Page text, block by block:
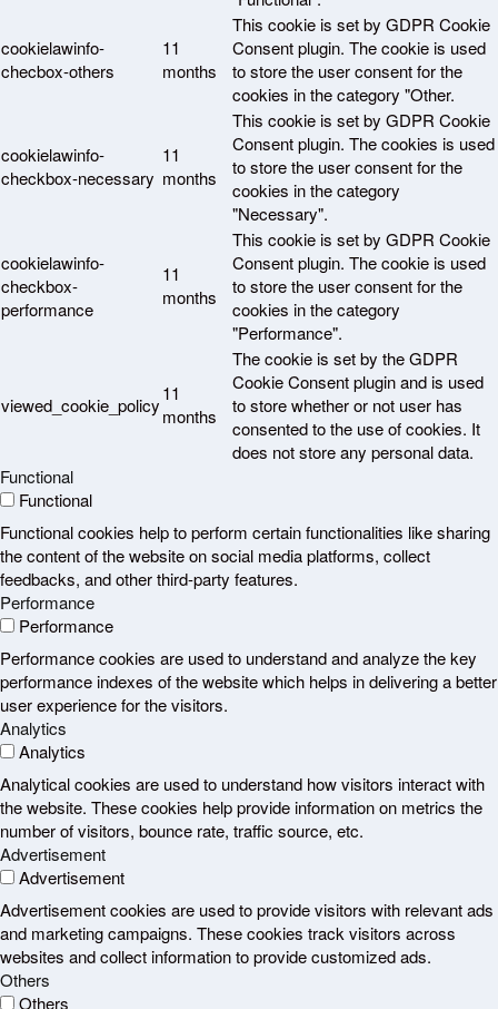
cookielawinfo-
checbox-others
11
months
This cookie is set by GDPR Cookie
Consent plugin. The cookie is used
to store the user consent for the
cookies in the category "Other.
cookielawinfo-
checkbox-necessary
11
months
This cookie is set by GDPR Cookie
Consent plugin. The cookies is used
to store the user consent for the
cookies in the category
"Necessary".
cookielawinfo-
checkbox-
performance
11
months
This cookie is set by GDPR Cookie
Consent plugin. The cookie is used
to store the user consent for the
cookies in the category
"Performance".
viewed_cookie_policy
11
months
The cookie is set by the GDPR
Cookie Consent plugin and is used
to store whether or not user has
consented to the use of cookies. It
does not store any personal data.
Functional
Functional
Functional cookies help to perform certain functionalities like sharing
the content of the website on social media platforms, collect
feedbacks, and other third-party features.
Performance
Performance
Performance cookies are used to understand and analyze the key
performance indexes of the website which helps in delivering a better
user experience for the visitors.
Analytics
Analytics
Analytical cookies are used to understand how visitors interact with
the website. These cookies help provide information on metrics the
number of visitors, bounce rate, traffic source, etc.
Advertisement
Advertisement
Advertisement cookies are used to provide visitors with relevant ads
and marketing campaigns. These cookies track visitors across
websites and collect information to provide customized ads.
Others
Others